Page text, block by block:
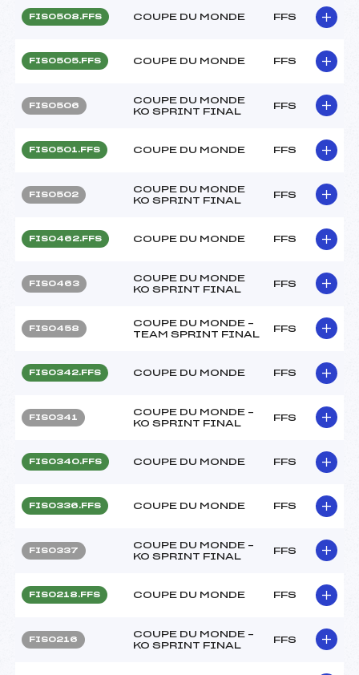
FIS0508.FFS COUPE DU MONDE FFS
FIS0505.FFS COUPE DU MONDE FFS
FIS0506
COUPE DU MONDE
KO SPRINT FINAL
FFS
FIS0501.FFS COUPE DU MONDE FFS
FIS0502
COUPE DU MONDE
KO SPRINT FINAL
FFS
FIS0462.FFS COUPE DU MONDE FFS
FIS0463
COUPE DU MONDE
KO SPRINT FINAL
FFS
FIS0458
COUPE DU MONDE –
TEAM SPRINT FINAL
FFS
FIS0342.FFS COUPE DU MONDE FFS
FIS0341
COUPE DU MONDE –
KO SPRINT FINAL
FFS
FIS0340.FFS COUPE DU MONDE FFS
FIS0336.FFS COUPE DU MONDE FFS
FIS0337
COUPE DU MONDE –
KO SPRINT FINAL
FFS
FIS0218.FFS COUPE DU MONDE FFS
FIS0216
COUPE DU MONDE –
KO SPRINT FINAL
FFS